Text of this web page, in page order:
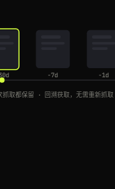
-7d -1d
抓取都保留 · 回溯获取，无需重新抓取